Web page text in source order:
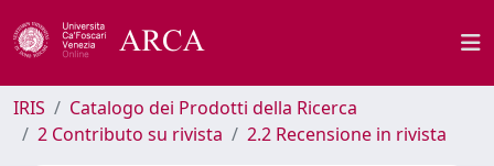
IRIS
Catalogo dei Prodotti della Ricerca
2 Contributo su rivista
2.2 Recensione in rivista